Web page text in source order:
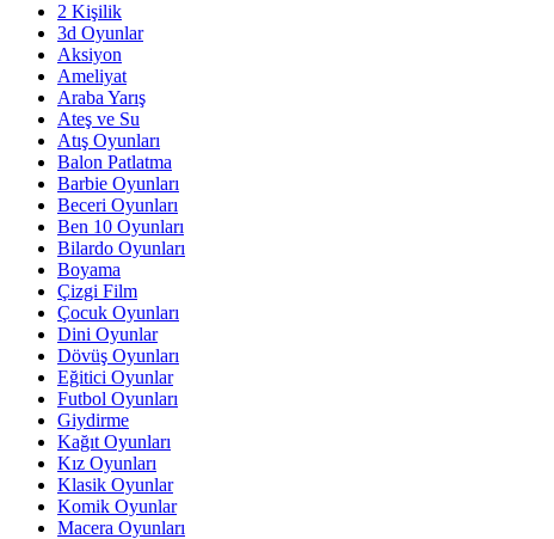
2 Kişilik
3d Oyunlar
Aksiyon
Ameliyat
Araba Yarış
Ateş ve Su
Atış Oyunları
Balon Patlatma
Barbie Oyunları
Beceri Oyunları
Ben 10 Oyunları
Bilardo Oyunları
Boyama
Çizgi Film
Çocuk Oyunları
Dini Oyunlar
Dövüş Oyunları
Eğitici Oyunlar
Futbol Oyunları
Giydirme
Kağıt Oyunları
Kız Oyunları
Klasik Oyunlar
Komik Oyunlar
Macera Oyunları